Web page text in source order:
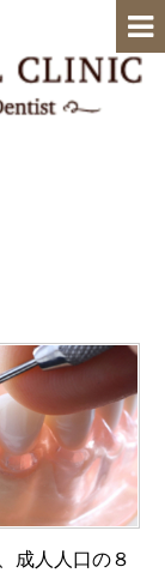
成人人口の８